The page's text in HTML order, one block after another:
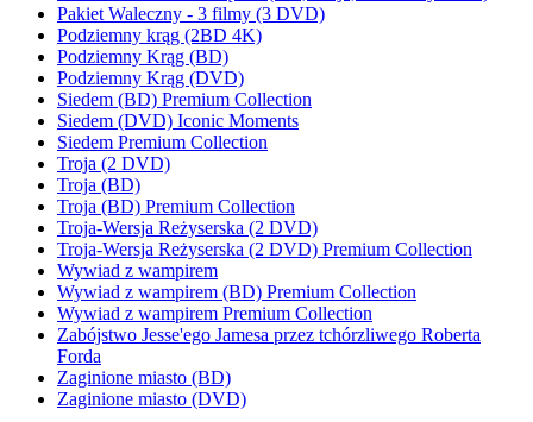
Pakiet Waleczny - 3 filmy (3 DVD)
Podziemny krąg (2BD 4K)
Podziemny Krąg (BD)
Podziemny Krąg (DVD)
Siedem (BD) Premium Collection
Siedem (DVD) Iconic Moments
Siedem Premium Collection
Troja (2 DVD)
Troja (BD)
Troja (BD) Premium Collection
Troja-Wersja Reżyserska (2 DVD)
Troja-Wersja Reżyserska (2 DVD) Premium Collection
Wywiad z wampirem
Wywiad z wampirem (BD) Premium Collection
Wywiad z wampirem Premium Collection
Zabójstwo Jesse'ego Jamesa przez tchórzliwego Roberta
Forda
Zaginione miasto (BD)
Zaginione miasto (DVD)